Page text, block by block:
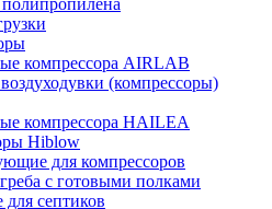
компрессора AIRLAB
(компрессоры)
компрессора HAILEA
Hiblow
для компрессоров
с готовыми полками
септиков